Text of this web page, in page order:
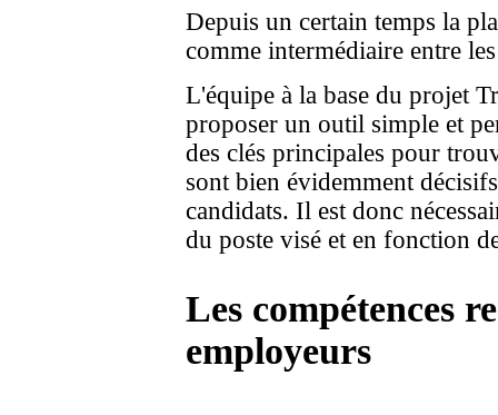
Depuis un certain temps la
comme intermédiaire entre
L'équipe à la base du projet
proposer un outil simple et
des clés principales pour
sont bien évidemment
candidats. Il est donc
du poste visé et en fonction
Les compétences
employeurs